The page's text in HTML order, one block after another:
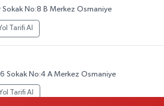
Sokak No:8 B Merkez Osmaniye
Tarifi Al
Sokak No:4 A Merkez Osmaniye
Yol Tarifi Al